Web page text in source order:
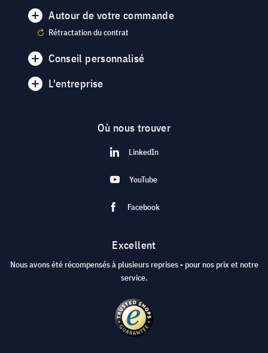
Autour de votre commande
Rétractation du contrat
Conseil personnalisé
L'entreprise
Où nous trouver
LinkedIn
YouTube
Facebook
Excellent
Nous avons été récompensés à plusieurs reprises - pour nos prix et notre
service.